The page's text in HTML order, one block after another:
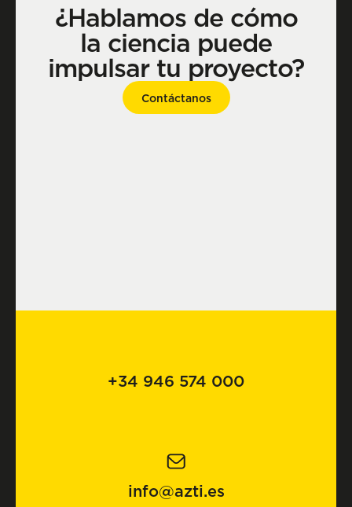
¿Hablamos de cómo
la ciencia puede
impulsar tu proyecto?
Contáctanos
+34 946 574 000
info@azti.es